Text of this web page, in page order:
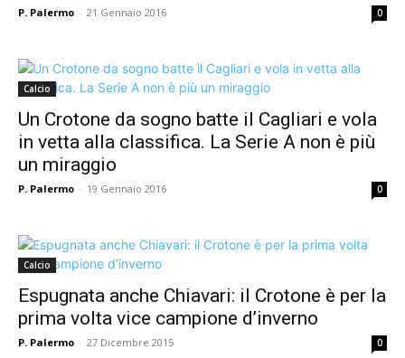
P. Palermo - 21 Gennaio 2016 0
Calcio
Un Crotone da sogno batte il Cagliari e vola
in vetta alla classifica. La Serie A non è più
un miraggio
P. Palermo - 19 Gennaio 2016 0
Calcio
Espugnata anche Chiavari: il Crotone è per la
prima volta vice campione d’inverno
P. Palermo - 27 Dicembre 2015 0